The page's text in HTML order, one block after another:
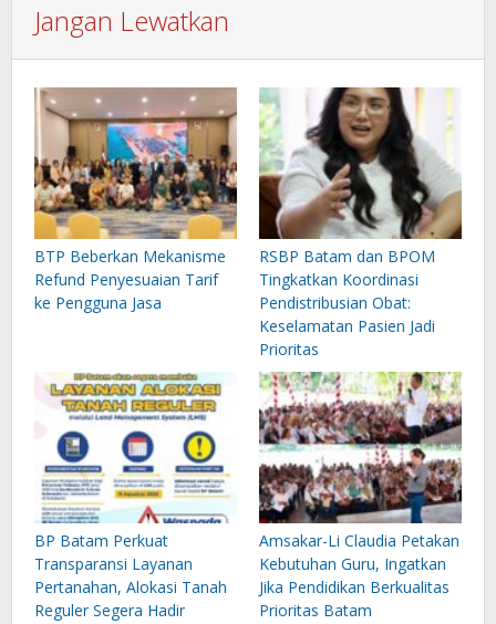
Jangan Lewatkan
BTP Beberkan Mekanisme
Refund Penyesuaian Tarif
ke Pengguna Jasa
RSBP Batam dan BPOM
Tingkatkan Koordinasi
Pendistribusian Obat:
Keselamatan Pasien Jadi
Prioritas
BP Batam Perkuat
Transparansi Layanan
Pertanahan, Alokasi Tanah
Reguler Segera Hadir
Amsakar-Li Claudia Petakan
Kebutuhan Guru, Ingatkan
Jika Pendidikan Berkualitas
Prioritas Batam